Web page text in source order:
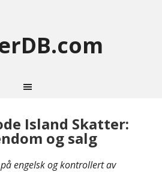
Island Skatter:
og salg
engelsk og kontrollert av